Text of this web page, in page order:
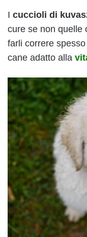
I cuccioli di
cure se non quelle
farli correre
cane adatto alla